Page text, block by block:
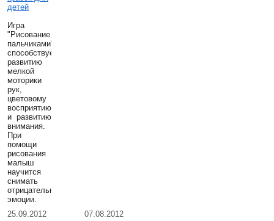
детей
Игра
"Рисование
пальчиками"
способствует
развитию
мелкой
моторики
рук,
цветовому
восприятию
и развитию
внимания.
При
помощи
рисования
малыш
научится
снимать
отрицательные
эмоции.
25.09.2012
07.08.2012